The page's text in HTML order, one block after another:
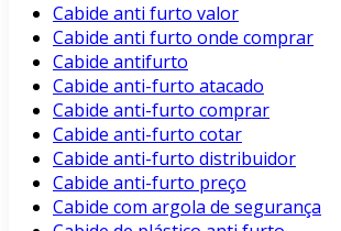
Cabide anti furto valor
Cabide anti furto onde comprar
Cabide antifurto
Cabide anti-furto atacado
Cabide anti-furto comprar
Cabide anti-furto cotar
Cabide anti-furto distribuidor
Cabide anti-furto preço
Cabide com argola de segurança